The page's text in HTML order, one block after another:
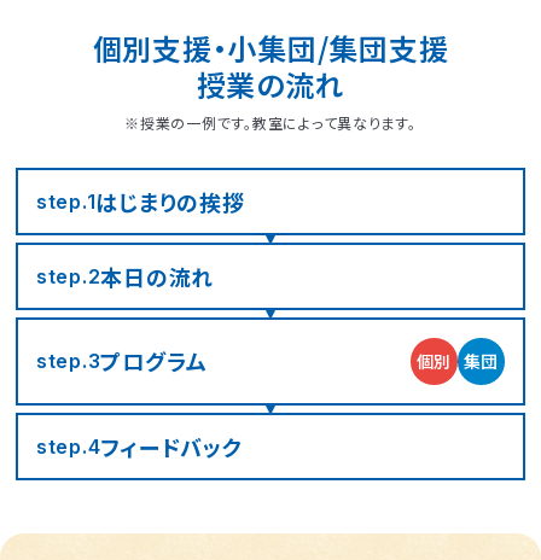
個別支援・小集団/集団支援
授業の流れ
※授業の一例です。教室によって異なります。
step.1はじまりの挨拶
step.2本日の流れ
step.3プログラム 個別 集団
step.4フィードバック